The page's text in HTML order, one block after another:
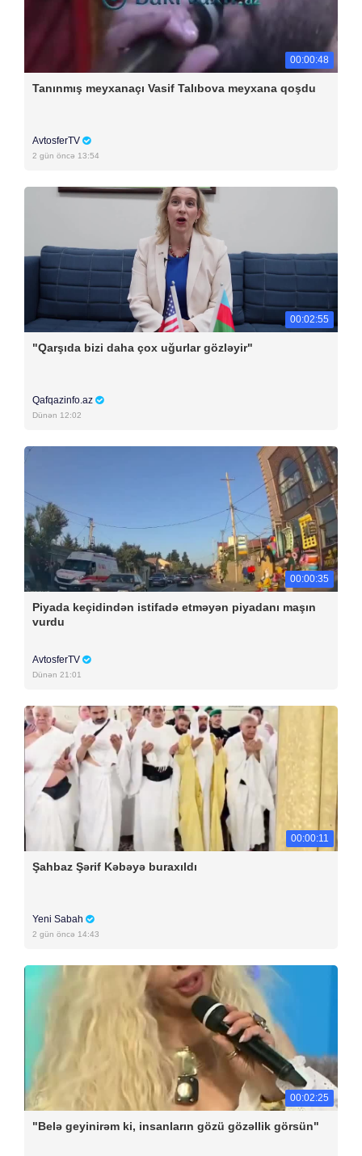
00:00:48
Tanınmış meyxanaçı Vasif Talıbova meyxana qoşdu
AvtosferTV
2 gün öncə 13:54
00:02:55
"Qarşıda bizi daha çox uğurlar gözləyir"
Qafqazinfo.az
Dünən 12:02
00:00:35
Piyada keçidindən istifadə etməyən piyadanı maşın
vurdu
AvtosferTV
Dünən 21:01
00:00:11
Şahbaz Şərif Kəbəyə buraxıldı
Yeni Sabah
2 gün öncə 14:43
00:02:25
"Belə geyinirəm ki, insanların gözü gözəllik görsün"